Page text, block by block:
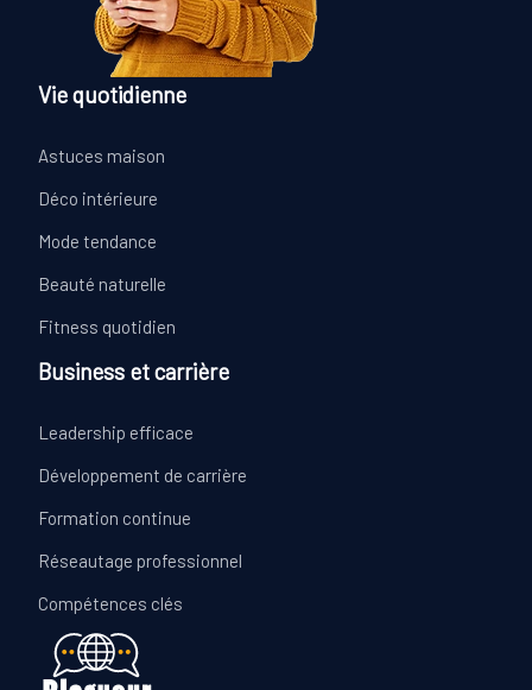
Vie quotidienne
Astuces maison
Déco intérieure
Mode tendance
Beauté naturelle
Fitness quotidien
Business et carrière
Leadership efficace
Développement de carrière
Formation continue
Réseautage professionnel
Compétences clés